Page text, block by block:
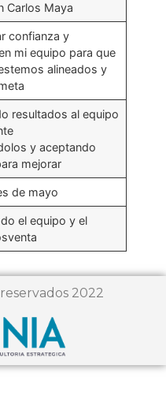
Carlos Maya
confianza y
mi equipo para que
alineados y
resultados al equipo
y aceptando
mejorar
de mayo
el equipo y el
2022